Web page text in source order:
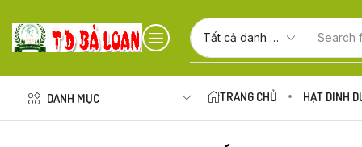
Search
DANH MỤC TRANG CHỦ HẠT DINH